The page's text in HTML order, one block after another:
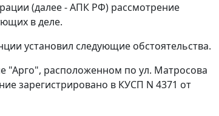
(далее - АПК РФ) рассмотрение
в деле.
установил следующие обстоятельства.
"Арго", расположенном по ул. Матросова
зарегистрировано в КУСП N 4371 от